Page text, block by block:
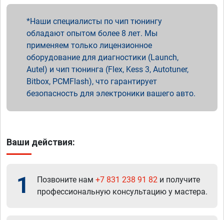
Наши специалисты по чип тюнингу
обладают опытом более 8 лет. Мы
применяем только лицензионное
оборудование для диагностики (Launch,
Autel) и чип тюнинга (Flex, Kess 3, Autotuner,
Bitbox, PCMFlash), что гарантирует
безопасность для электроники вашего авто.
Ваши действия:
1 Позвоните нам +7 831 238 91 82 и получите
профессиональную консультацию у мастера.